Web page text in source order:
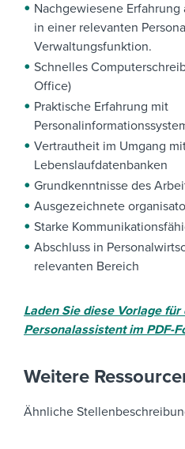
Nachgewiesene Erfahrung
in einer relevanten
Verwaltungsfunktion.
Schnelles
Office)
Praktische Erfahrung mit
Vertrautheit im Umgang
Lebenslaufdatenbanken
Grundkenntnisse des
Ausgezeichnete
Starke
Abschluss in
relevanten Bereich
Laden Sie diese Vorlage
Personalassistent im PDF-
Weitere
Ähnliche